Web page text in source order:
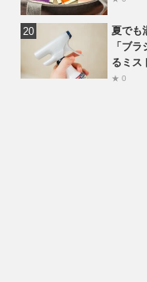
夏でも
「ブ
るミス
★ 0